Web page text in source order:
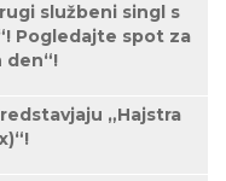
službeni singl s
Pogledajte spot za
den“!
„Hajstra